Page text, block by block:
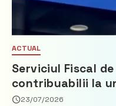
ACTUAL
Serviciul Fiscal
contribuabilii la
privind calculul
23/07/2026